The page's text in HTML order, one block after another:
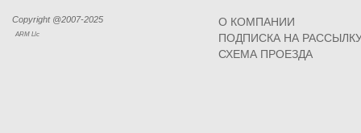
Copyright @2007-2025
ARM Llc
О КОМПАНИИ
ПОДПИСКА НА
СХЕМА ПРОЕЗДА